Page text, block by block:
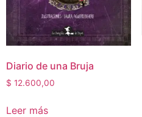
Diario de una Bruja
$ 12.600,00
Leer más